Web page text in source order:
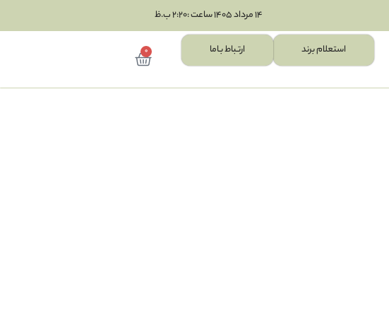
14 مرداد 1405 ساعت :2:20 ب.ظ
استعلام برند ارتـباط بـاما 0